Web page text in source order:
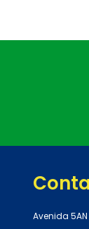
Avenida